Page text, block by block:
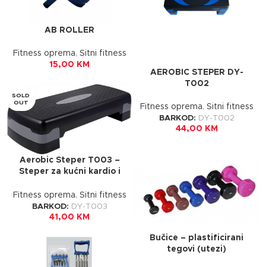
AB ROLLER
Fitness oprema, Sitni fitness
15,00 KM
AEROBIC STEPER DY-
T002
Fitness oprema, Sitni fitness
BARKOD: DY-T002
44,00 KM
SOLD
OUT
Aerobic Steper T003 –
Steper za kućni kardio i
Fitness oprema, Sitni fitness
BARKOD: DY-T003
41,00 KM
Bučice – plastificirani
tegovi (utezi)